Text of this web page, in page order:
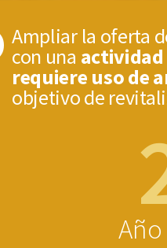
Ampliar la oferta
con una
requiere uso de
objetivo de